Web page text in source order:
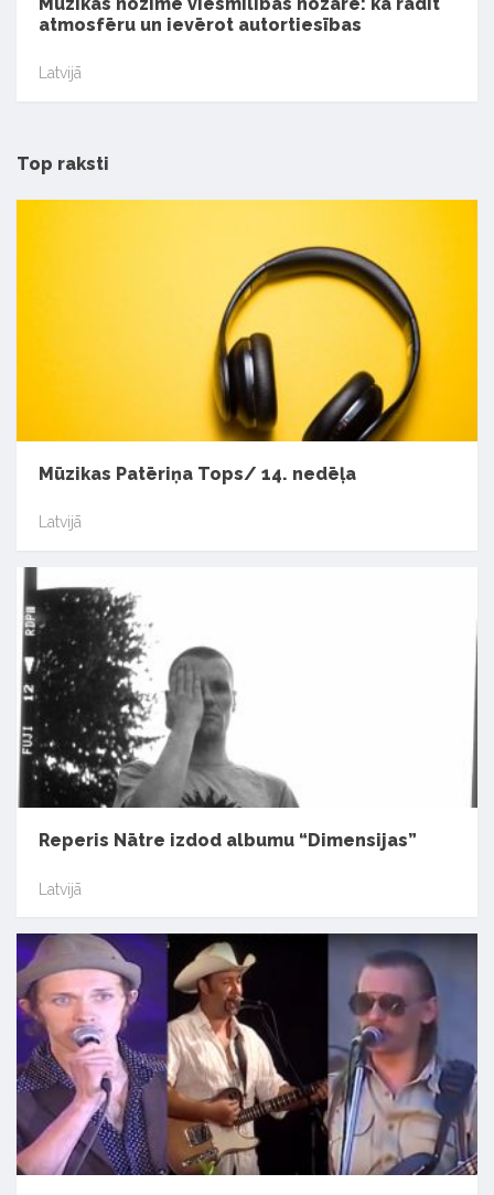
atmosfēru un ievērot autortiesības
Latvijā
Top raksti
Mūzikas Patēriņa Tops/ 14. nedēļa
Latvijā
Reperis Nātre izdod albumu “Dimensijas”
Latvijā